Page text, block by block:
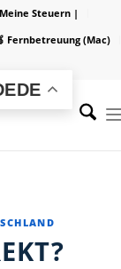
Meine Steuern |
Fernbetreuung (Mac)
DE